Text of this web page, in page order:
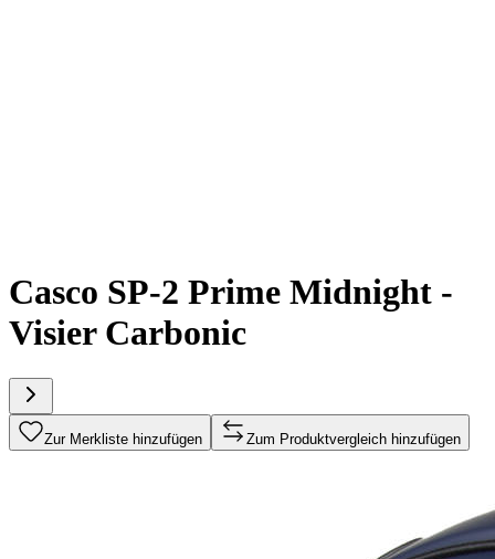
Casco SP-2 Prime Midnight -
Visier Carbonic
Zur Merkliste hinzufügen Zum Produktvergleich hinzufügen